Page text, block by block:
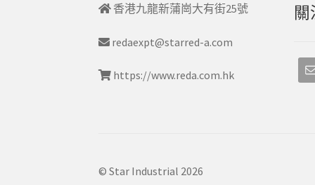
香港九龍新蒲崗大有街25號
redaexpt@starred-a.com
https://www.reda.com.hk
© Star Industrial 2026